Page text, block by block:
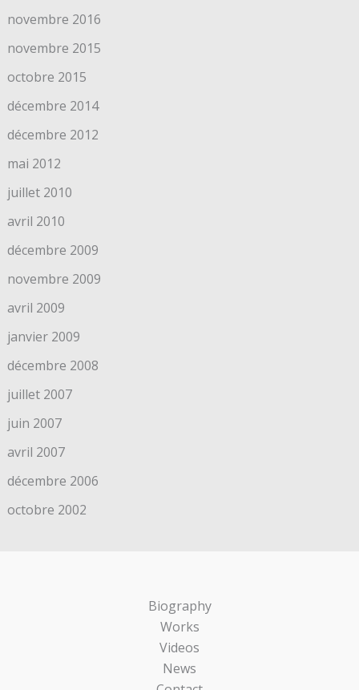
novembre 2016
novembre 2015
octobre 2015
décembre 2014
décembre 2012
mai 2012
juillet 2010
avril 2010
décembre 2009
novembre 2009
avril 2009
janvier 2009
décembre 2008
juillet 2007
juin 2007
avril 2007
décembre 2006
octobre 2002
Biography
Works
Videos
News